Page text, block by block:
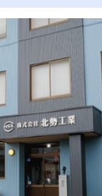
与が高い順
卒の給与を基準）
員が多い順